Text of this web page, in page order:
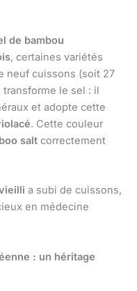
de bambou
, certaines variétés
neuf cuissons (soit 27
transforme le sel : il
et adopte cette
. Cette couleur
salt correctement
a subi de cuissons,
en médecine
: un héritage